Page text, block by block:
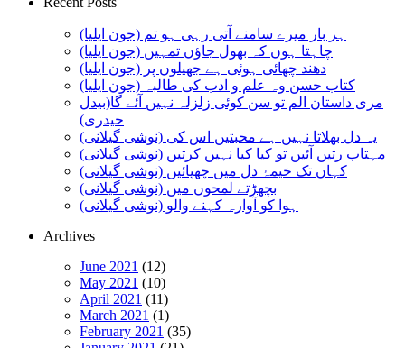
ہر بار میرے سامنے آتی رہی ہو تم (جون ایلیا)
چاہتا ہوں کہ بھول جاؤں تمہیں (جون ایلیا)
دھند چھائی ہوئی ہے جھیلوں پر (جون ایلیا)
کتاب حسن وہ علم و ادب کی طالبہ (جون ایلیا)
مری داستان الم تو سن کوئی زلزلہ نہیں آئے گا(بیدل
حیدری)
یہ دل بھلاتا نہیں ہے محبتیں اس کی (نوشی گیلانی)
مہتاب رتیں آئیں تو کیا کیا نہیں کرتیں (نوشی گیلانی)
کہاں تک خیمۂ دل میں چھپائیں (نوشی گیلانی)
بچھڑتے لمحوں میں (نوشی گیلانی)
ہوا کو آوارہ کہنے والو (نوشی گیلانی)
Archives
June 2021 (12)
May 2021 (10)
April 2021 (11)
March 2021 (1)
February 2021 (35)